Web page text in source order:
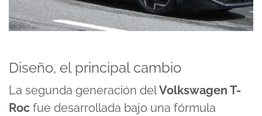
Diseño, el principal cambio
La segunda generación delVolkswagen T-
Roc fue desarrollada bajo una fórmula